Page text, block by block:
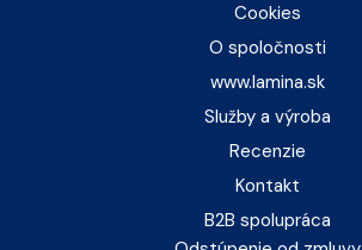
Cookies
O spoločnosti
www.lamina.sk
Služby a výroba
Recenzie
Kontakt
B2B spolupráca